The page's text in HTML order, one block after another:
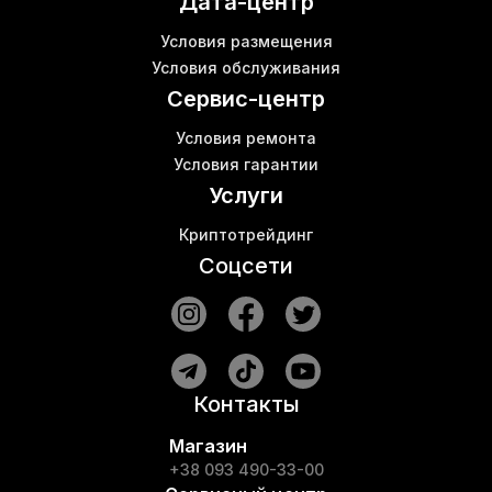
Криптовалюта майнинг
Купить wifi роутер цена
Условия размещения
Условия обслуживания
Сервис-центр
Условия ремонта
Условия гарантии
Услуги
Криптотрейдинг
Соцсети
Контакты
Магазин
+38 093 490-33-00